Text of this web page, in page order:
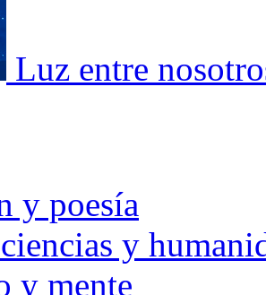
Luz entre
y poesía
y
y mente